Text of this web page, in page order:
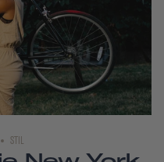
STIL